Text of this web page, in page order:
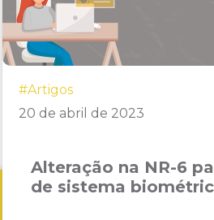
#Artigos
20 de abril de 2023
Alteração na NR-6
de sistema